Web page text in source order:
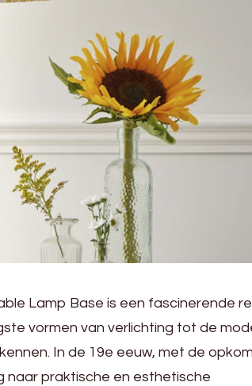
Lamp Base is een fascinerende
vormen van verlichting tot de
In de 19e eeuw, met de
naar praktische en esthetische